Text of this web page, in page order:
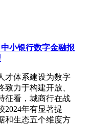
中小银行数字金融报
才体系建设为数字
力于构建开放、
征看，城商行在战
2024年有显著提
和生态五个维度方